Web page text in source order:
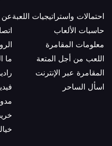
احتمالات واستراتيجيات اللعبة
حاسبات الألعاب
معلومات المقامرة
اللعب من أجل المتعة
المقامرة عبر الإنترنت
اسأل الساحر
عن
ما
راديو
فيديو